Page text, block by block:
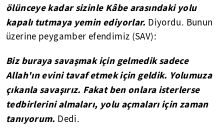
ölünceye kadar sizinle Kâbe arasındaki yolu
kapalı tutmaya yemin ediyorlar. Diyordu. Bunun
üzerine peygamber efendimiz (SAV):
Biz buraya savaşmak için gelmedik sadece
Allah'ın evini tavaf etmek için geldik. Yolumuza
çıkanla savaşırız. Fakat ben onlara isterlerse
tedbirlerini almaları, yolu açmaları için zaman
tanıyorum. Dedi.